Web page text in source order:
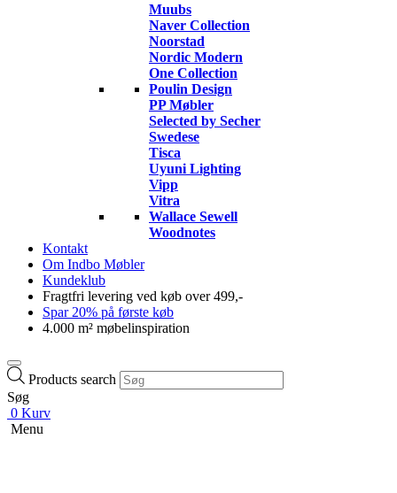
Muubs
Naver Collection
Noorstad
Nordic Modern
One Collection
Poulin Design
PP Møbler
Selected by Secher
Swedese
Tisca
Uyuni Lighting
Vipp
Vitra
Wallace Sewell
Woodnotes
Kontakt
Om Indbo Møbler
Kundeklub
Fragtfri levering ved køb over 499,-
Spar 20% på første køb
4.000 m² møbelinspiration
Products search
Søg
0 Kurv
Menu